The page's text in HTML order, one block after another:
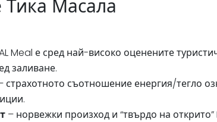
Масала
Meal е сред най-високо оценените
заливане.
страхотното съотношение енергия/тегло
– норвежки произход и “твърдо на